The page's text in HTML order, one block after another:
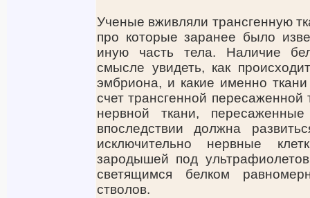
Ученые вживляли трансгенную
про которые заранее было
иную часть тела. Наличие
смысле увидеть, как
эмбриона, и какие именно
счет трансгенной пересаженной
нервной ткани,
впоследствии должна
исключительно нервные
зародышей под
светящимся белком
стволов.